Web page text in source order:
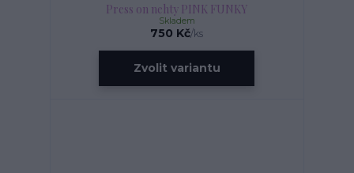
Press on nehty PINK FUNKY
750 Kč/ks
Skladem
Zvolit variantu